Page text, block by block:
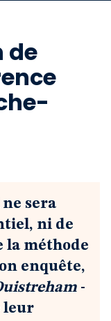
de
sera
ni de
la méthode
enquête,
-
leur